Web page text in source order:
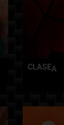
CLASEA